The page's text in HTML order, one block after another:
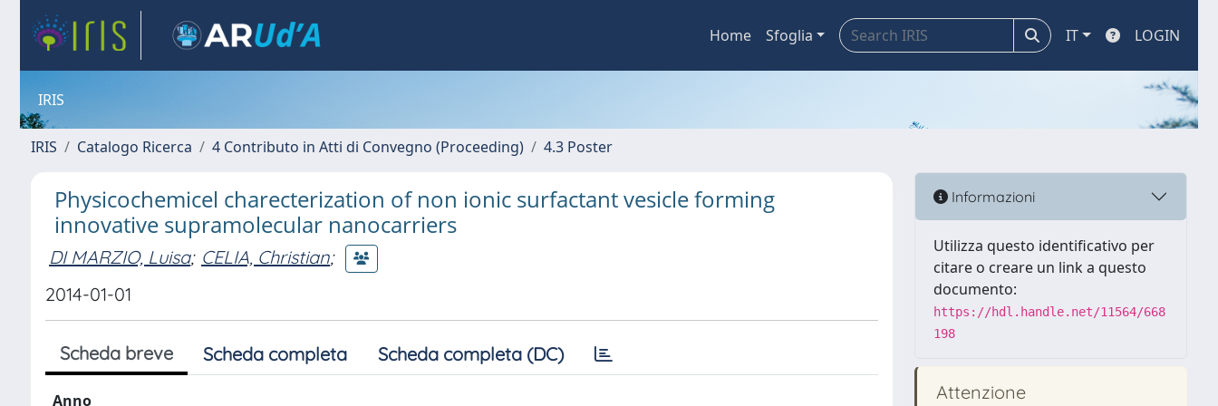
Home Sfoglia IT LOGIN
IRIS
IRIS Catalogo Ricerca 4 Contributo in Atti di Convegno (Proceeding) 4.3 Poster
Physicochemicel charecterization of non ionic surfactant vesicle forming
innovative supramolecular nanocarriers
DI MARZIO, Luisa; CELIA, Christian;
2014-01-01
Scheda breve Scheda completa Scheda completa (DC)
Anno
Informazioni
Utilizza questo identificativo per
citare o creare un link a questo
documento:
https://hdl.handle.net/11564/668
198
Attenzione